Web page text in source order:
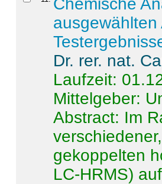
Chemische
Dr. rer. nat.
Laufzeit:
Mittelgeber:
Abstract: Im
gekoppelten
LC-HRMS)